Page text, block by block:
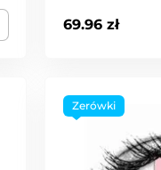
69.96 zł
Zerówki